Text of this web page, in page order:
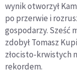
wynik otworzył
po przerwie i
gospodarzy. Sześć
zdobył Tomasz
złocisto-krwistych
rekordem.